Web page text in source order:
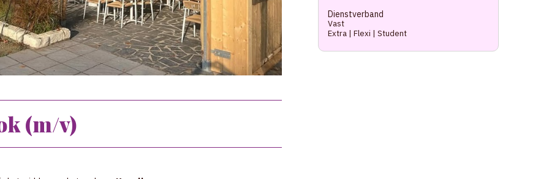
(m/v)
Dienstverband
Vast
Extra | Flexi | Student